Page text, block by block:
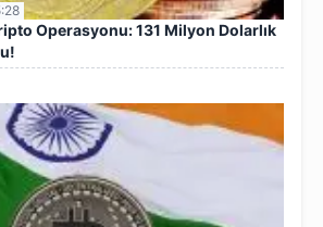
Operasyonu: 131 Milyon Dolarlık